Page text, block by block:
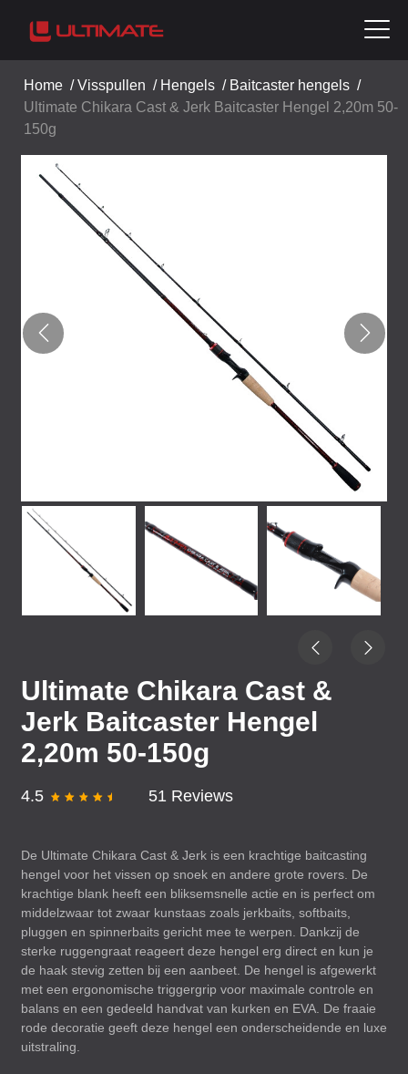
Home /Visspullen / Hengels / Baitcaster hengels /
Ultimate Chikara Cast & Jerk Baitcaster Hengel 2,20m 50-
150g
Ultimate Chikara Cast &
Jerk Baitcaster Hengel
2,20m 50-150g
4.5 51 Reviews
De Ultimate Chikara Cast & Jerk is een krachtige baitcasting
hengel voor het vissen op snoek en andere grote rovers. De
krachtige blank heeft een bliksemsnelle actie en is perfect om
middelzwaar tot zwaar kunstaas zoals jerkbaits, softbaits,
pluggen en spinnerbaits gericht mee te werpen. Dankzij de
sterke ruggengraat reageert deze hengel erg direct en kun je
de haak stevig zetten bij een aanbeet. De hengel is afgewerkt
met een ergonomische triggergrip voor maximale controle en
balans en een gedeeld handvat van kurken en EVA . De fraaie
rode decoratie geeft deze hengel een onderscheidende en luxe
uitstraling.